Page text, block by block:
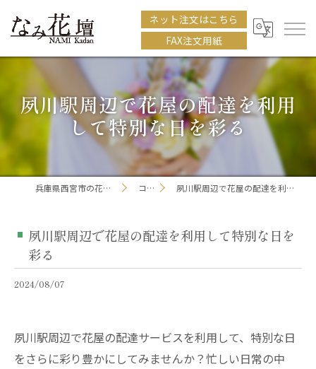
ネット注文はこちら
FAX注文用紙
夙川駅周辺で花屋の配達を利用
して特別な日を彩る
兵庫県西宮市の花屋ならなみ花壇 コラム 夙川駅周辺で花屋の配達を利用して特別な日を彩る
夙川駅周辺で花屋の配達を利用して特別な日を
彩る
2024/08/07
夙川駅周辺で花屋の配達サービスを利用して、特別な日
をさらに彩り豊かにしてみませんか？忙しい日常の中